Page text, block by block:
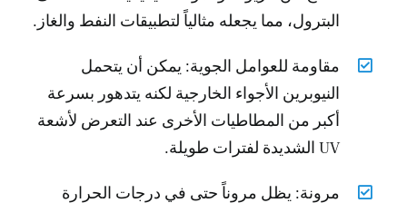
البترول، مما يجعله مثالياً لتطبيقات النفط والغاز.
مقاومة للعوامل الجوية: يمكن أن يتحمل
النيوبرين الأجواء الخارجية لكنه يتدهور بسرعة
أكبر من المطاطيات الأخرى عند التعرض لأشعة
UV الشديدة لفترات طويلة.
مرونة: يظل مروناً حتى في درجات الحرارة